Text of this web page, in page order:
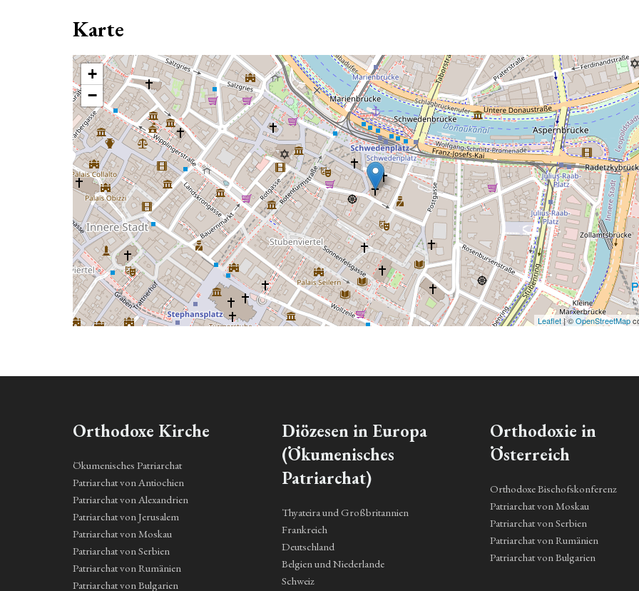
Karte
+
−
Leaflet| ©OpenStreetMap
Orthodoxe Kirche
Ökumenisches Patriarchat
Patriarchat von Antiochien
Patriarchat von Alexandrien
Patriarchat von Jerusalem
Patriarchat von Moskau
Patriarchat von Serbien
Patriarchat von Rumänien
Patriarchat von Bulgarien
Diözesen in Europa
(Ökumenisches
Patriarchat)
Thyateira und Großbritannien
Frankreich
Deutschland
Belgien und Niederlande
Schweiz
Orthodoxie in
Österreich
Orthodoxe Bischofskonferenz
Patriarchat von Moskau
Patriarchat von Serbien
Patriarchat von Rumänien
Patriarchat von Bulgarien